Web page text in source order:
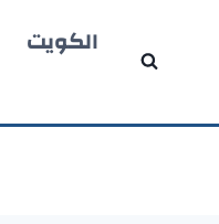
المحتوى
الكويت